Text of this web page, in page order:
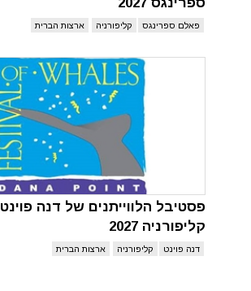
פאלם ספרינגס קליפורניה ארצות הברית
פסטיבל הלווייתנים של דנה פוינט
קליפורניה 2027
דנה פוינט קליפורניה ארצות הברית